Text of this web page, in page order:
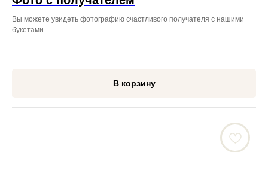
Вы можете увидеть фотографию счастливого получателя с нашими
букетами.
В корзину